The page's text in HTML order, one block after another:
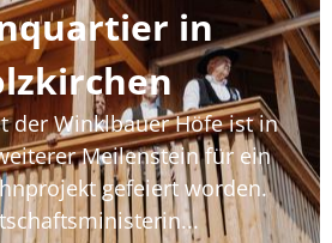
in
der Winklbauer Höfe ist in
Meilenstein für ein
gefeiert worden.